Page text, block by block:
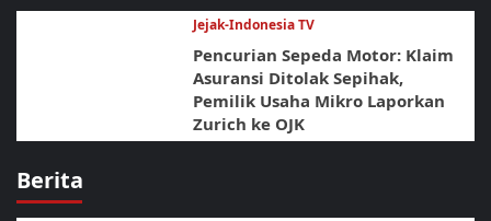
Jejak-Indonesia TV
Pencurian Sepeda Motor: Klaim
Asuransi Ditolak Sepihak,
Pemilik Usaha Mikro Laporkan
Zurich ke OJK
Berita